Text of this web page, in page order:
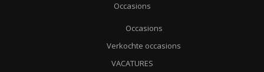
Occasions
Occasions
Verkochte occasions
VACATURES